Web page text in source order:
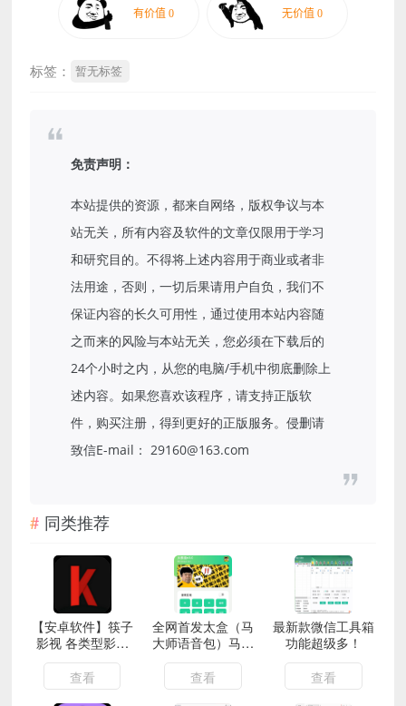
标签： 暂无标签
免责声明：
本站提供的资源，都来自网络，版权争议与本
站无关，所有内容及软件的文章仅限用于学习
和研究目的。不得将上述内容用于商业或者非
法用途，否则，一切后果请用户自负，我们不
保证内容的长久可用性，通过使用本站内容随
之而来的风险与本站无关，您必须在下载后的
24个小时之内，从您的电脑/手机中彻底删除上
述内容。如果您喜欢该程序，请支持正版软
件，购买注册，得到更好的正版服务。侵删请
致信E-mail： 29160@163.com
同类推荐
【安卓软件】筷子
影视 各类型影视
应有尽有
查看
全网首发太盒（马
大师语音包）马五
鞭配音软件
查看
最新款微信工具箱
功能超级多！
查看